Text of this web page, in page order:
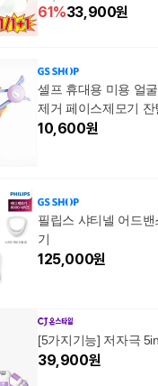
61%33,900원
셀프 휴대용 미용 얼
제거 페이스제모기
제거기 얼굴털 여자수
10,600원
필립스 샤티넬 어드
기
125,000원
[5가지기능] 저자극
39,900원